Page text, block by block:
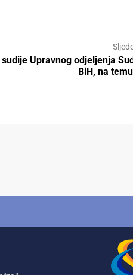
Upravnog odjeljenja
BiH, na